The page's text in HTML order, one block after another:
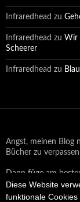
Diese Website
funktionale Cookies
Infraredhead zu
Infraredhead zu Wir
Scheerer
Infraredhead zu
Angst, meinen Blog
Bücher zu
Dann füge am
Email oder auf